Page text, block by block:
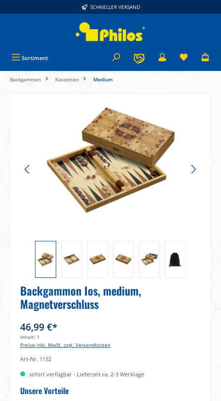
SCHNELLER VERSAND
Sortiment
Backgammon Kassetten Medium
Backgammon Ios, medium,
Magnetverschluss
46,99 €*
Inhalt: 1
Preise inkl. MwSt. zzgl. Versandkosten
Art-Nr. 1132
sofort verfügbar - Lieferzeit ca. 2-3 Werktage
Unsere Vorteile